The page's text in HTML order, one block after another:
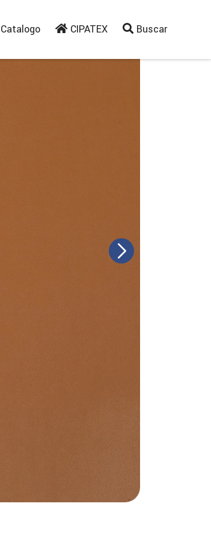
Catalogo CIPATEX Buscar